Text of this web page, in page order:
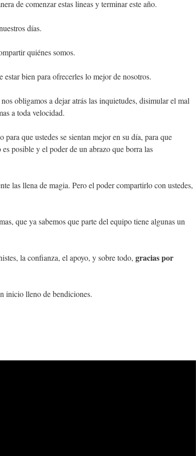
de comenzar estas lineas y terminar este año.
días.
quiénes somos.
bien para ofrecerles lo mejor de nosotros.
obligamos a dejar atrás las inquietudes, disimular el mal
a toda velocidad.
para que ustedes se sientan mejor en su día, para que
posible y el poder de un abrazo que borra las
las llena de magia. Pero el poder compartirlo con ustedes,
que ya sabemos que parte del equipo tiene algunas un
la confianza, el apoyo, y sobre todo, gracias por
inicio lleno de bendiciones.